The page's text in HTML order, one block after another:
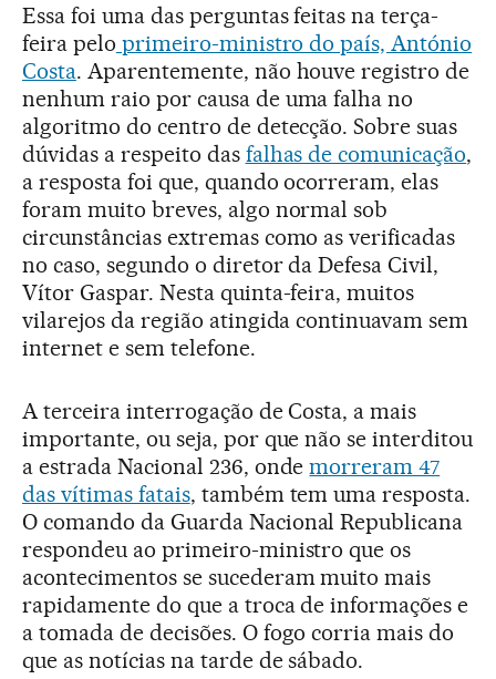
Essa foi uma das perguntas feitas na terça-
feira pelo primeiro-ministro do país, António
Costa. Aparentemente, não houve registro de
nenhum raio por causa de uma falha no
algoritmo do centro de detecção. Sobre suas
dúvidas a respeito das falhas de comunicação,
a resposta foi que, quando ocorreram, elas
foram muito breves, algo normal sob
circunstâncias extremas como as verificadas
no caso, segundo o diretor da Defesa Civil,
Vítor Gaspar. Nesta quinta-feira, muitos
vilarejos da região atingida continuavam sem
internet e sem telefone.
A terceira interrogação de Costa, a mais
importante, ou seja, por que não se interditou
a estrada Nacional 236, ondemorreram 47
das vítimas fatais, também tem uma resposta.
O comando da Guarda Nacional Republicana
respondeu ao primeiro-ministro que os
acontecimentos se sucederam muito mais
rapidamente do que a troca de informações e
a tomada de decisões. O fogo corria mais do
que as notícias na tarde de sábado.